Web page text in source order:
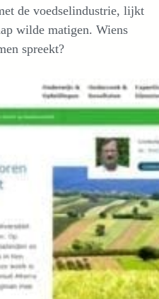
de voedselindustrie, lijkt
wilde matigen. Wiens
spreekt?